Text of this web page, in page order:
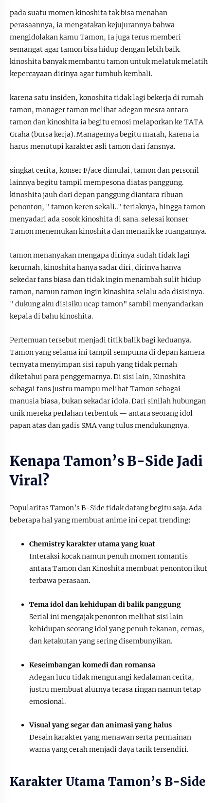
pada suatu momen kinoshita tak bisa menahan
perasaannya, ia mengatakan kejujurannya bahwa
mengidolakan kamu Tamon, Ia juga terus memberi
semangat agar tamon bisa hidup dengan lebih baik.
kinoshita banyak membantu tamon untuk melatuk melatih
kepercayaan dirinya agar tumbuh kembali.
karena satu insiden, konoshita tidak lagi bekerja di rumah
tamon, manager tamon melihat adegan mesra antara
tamon dan kinoshita ia begitu emosi melaporkan ke TATA
Graha (bursa kerja). Managernya begitu marah, karena ia
harus menutupi karakter asli tamon dari fansnya.
singkat cerita, konser F/ace dimulai, tamon dan personil
lainnya begitu tampil mempesona diatas panggung.
kinoshita jauh dari depan panggung diantara ribuan
penonton, " tamon keren sekali.." teriaknya, hingga tamon
menyadari ada sosok kinoshita di sana. selesai konser
Tamon menemukan kinoshita dan menarik ke ruangannya.
tamon menanyakan mengapa dirinya sudah tidak lagi
kerumah, kinoshita hanya sadar diri, dirinya hanya
sekedar fans biasa dan tidak ingin menambah sulit hidup
tamon, namun tamon ingin kinashita selalu ada disisinya.
" dukung aku disisiku ucap tamon" sambil menyandarkan
kepala di bahu kinoshita.
Pertemuan tersebut menjadi titik balik bagi keduanya.
Tamon yang selama ini tampil sempurna di depan kamera
ternyata menyimpan sisi rapuh yang tidak pernah
diketahui para penggemarnya. Di sisi lain, Kinoshita
sebagai fans justru mampu melihat Tamon sebagai
manusia biasa, bukan sekadar idola. Dari sinilah hubungan
unik mereka perlahan terbentuk — antara seorang idol
papan atas dan gadis SMA yang tulus mendukungnya.
Kenapa Tamon’s B-Side Jadi
Viral?
Popularitas Tamon’s B-Side tidak datang begitu saja. Ada
beberapa hal yang membuat anime ini cepat trending:
Chemistry karakter utama yang kuat
Interaksi kocak namun penuh momen romantis
antara Tamon dan Kinoshita membuat penonton ikut
terbawa perasaan.
Tema idol dan kehidupan di balik panggung
Serial ini mengajak penonton melihat sisi lain
kehidupan seorang idol yang penuh tekanan, cemas,
dan ketakutan yang sering disembunyikan.
Keseimbangan komedi dan romansa
Adegan lucu tidak mengurangi kedalaman cerita,
justru membuat alurnya terasa ringan namun tetap
emosional.
Visual yang segar dan animasi yang halus
Desain karakter yang menawan serta permainan
warna yang cerah menjadi daya tarik tersendiri.
Karakter Utama Tamon’s B-Side